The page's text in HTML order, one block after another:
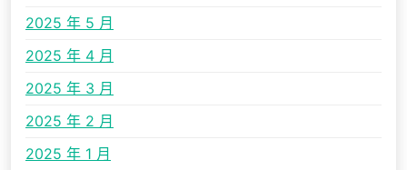
2025 年 5 月
2025 年 4 月
2025 年 3 月
2025 年 2 月
2025 年 1 月